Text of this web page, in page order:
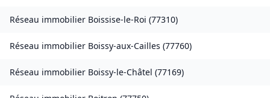
Réseau immobilier Boissise-le-Roi (77310)
Réseau immobilier Boissy-aux-Cailles (77760)
Réseau immobilier Boissy-le-Châtel (77169)